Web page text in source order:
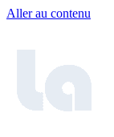
Aller au contenu